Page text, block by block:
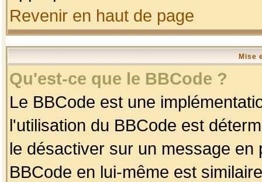
Revenir en haut de page
Mise
Qu'est-ce que le BBCode ?
Le BBCode est une
l'utilisation du BBCode est
le désactiver sur un message
BBCode en lui-même est